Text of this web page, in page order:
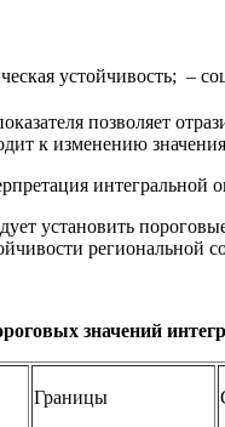
устойчивость; –
позволяет
к изменению
интегральной
установить
региональной
значений
Границы